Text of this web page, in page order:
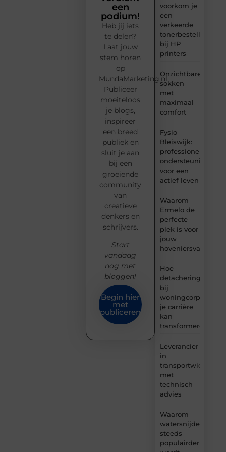
voorkom je
een
verkeerde
tonerbestelling
bij HP
printers
Onzichtbare
sokken
met
maximaal
comfort
Fysio
Bleiswijk:
professionele
ondersteuning
voor een
actief leven
Waarom
Ermelo de
perfecte
plek is voor
jouw
Hoe
detachering
bij
woningcorporaties
je carrière
kan
transformeren
Leverancier
in
transportwielen
met
technisch
advies
Waarom
watersnijden
steeds
populairder
een
podium!
Heb jij iets
te delen?
Laat jouw
stem horen
op
MundaMarketing.nl.
Publiceer
moeiteloos
je blogs,
inspireer
een breed
publiek en
sluit je aan
bij een
groeiende
community
van
creatieve
denkers en
schrijvers.
Start
vandaag
nog met
bloggen!
Begin hier
met
publiceren